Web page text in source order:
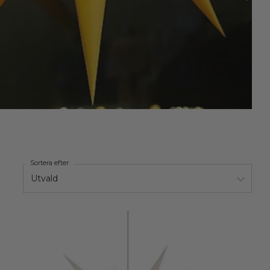
Sortera efter